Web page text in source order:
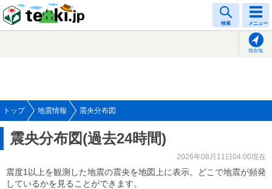
検索 メニュー
現在地
トップ 地震情報 震央分布図
震央分布図(過去24時間)
2026年08月11日04:00現在
震度1以上を観測した地震の震央を地図上に表示。どこで地震が頻発
しているかを見ることができます。